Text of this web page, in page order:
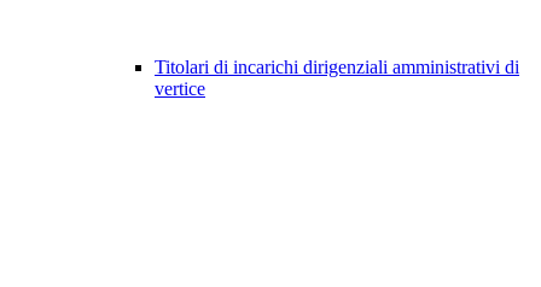
Titolari di incarichi dirigenziali amministrativi di
vertice